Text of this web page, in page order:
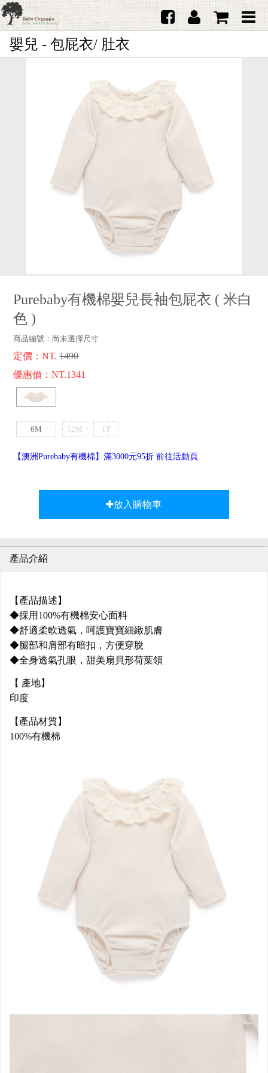
首頁
日本品牌育兒配件
韓國Merebe寶寶配件
客服專區
嬰兒 - 包屁衣/ 肚衣
Purebaby有機棉嬰兒長袖包屁衣 (米白
色 )
商品編號： 尚未選擇尺寸
定價：NT.1490
優惠價：NT.1341
6M 12M 1T
【澳洲Purebaby有機棉】滿3000元95折 前往活動頁
放入購物車
產品介紹
【產品描述】
◆採用100%有機棉安心面料
◆舒適柔軟透氣，呵護寶寶細緻肌膚
◆腿部和肩部有暗扣，方便穿脫
◆全身透氣孔眼，甜美扇貝形荷葉領
【 產地】
印度
【產品材質】
100%有機棉